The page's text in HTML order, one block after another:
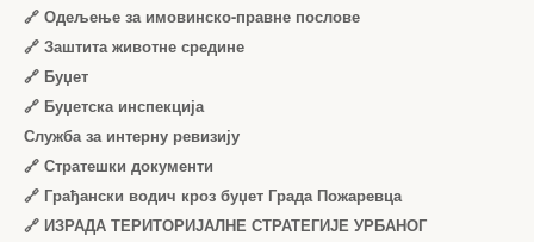
🔗 Одељење за имовинско-правне послове
🔗 Заштита животне средине
🔗 Буџет
🔗 Буџетска инспекција
Служба за интерну ревизију
🔗 Стратешки документи
🔗 Грађански водич кроз буџет Града Пожаревца
🔗 ИЗРАДА ТЕРИТОРИЈАЛНЕ СТРАТЕГИЈЕ УРБАНОГ